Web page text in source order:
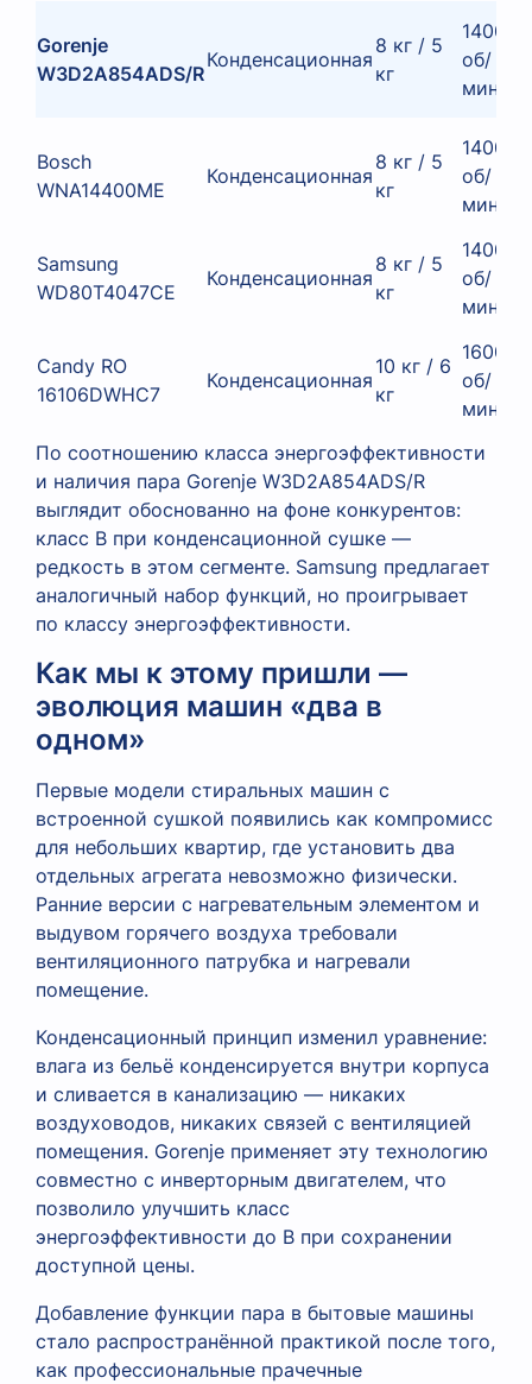
Gorenje
W3D2A854ADS/R
Конденсационная
8 кг / 5
кг
1400
об/
мин
Bosch
WNA14400ME
Конденсационная
8 кг / 5
кг
1400
об/
мин
Samsung
WD80T4047CE
Конденсационная
8 кг / 5
кг
1400
об/
мин
Candy RO
16106DWHC7
Конденсационная
10 кг / 6
кг
1600
об/
мин
По соотношению класса энергоэффективности
и наличия пара Gorenje W3D2A854ADS/R
выглядит обоснованно на фоне конкурентов:
класс B при конденсационной сушке —
редкость в этом сегменте. Samsung предлагает
аналогичный набор функций, но проигрывает
по классу энергоэффективности.
Как мы к этому пришли —
эволюция машин «два в
одном»
Первые модели стиральных машин с
встроенной сушкой появились как компромисс
для небольших квартир, где установить два
отдельных агрегата невозможно физически.
Ранние версии с нагревательным элементом и
выдувом горячего воздуха требовали
вентиляционного патрубка и нагревали
помещение.
Конденсационный принцип изменил уравнение:
влага из бельё конденсируется внутри корпуса
и сливается в канализацию — никаких
воздуховодов, никаких связей с вентиляцией
помещения. Gorenje применяет эту технологию
совместно с инверторным двигателем, что
позволило улучшить класс
энергоэффективности до B при сохранении
доступной цены.
Добавление функции пара в бытовые машины
стало распространённой практикой после того,
как профессиональные прачечные